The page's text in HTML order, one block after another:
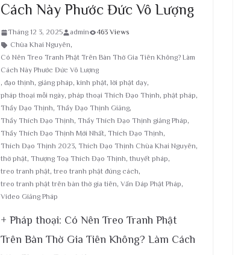
Cách Này Phước Đức Vô Lượng
Tháng 12 3, 2025 admin
463 Views
Chùa Khai Nguyên,
Có Nên Treo Tranh Phật Trên Bàn Thờ Gia Tiên Không? Làm
Cách Này Phước Đức Vô Lượng
,đạo thịnh, giảng pháp,kinh phật,lời phật dạy,
pháp thoại mỗi ngày,pháp thoại Thích Đạo Thịnh,phật pháp,
Thầy Đạo Thịnh, Thầy Đạo Thịnh Giảng,
Thầy Thích Đạo Thịnh, Thầy Thích Đạo Thịnh giảng Pháp,
Thầy Thích Đạo Thịnh Mới Nhất, Thích Đạo Thịnh,
Thích Đạo Thịnh 2023, Thích Đạo Thịnh Chùa Khai Nguyên,
thờ phật, Thượng Toạ Thích Đạo Thịnh,thuyết pháp,
treo tranh phật,treo tranh phật đúng cách,
treo tranh phật trên bàn thờ gia tiên,Vấn Đáp Phật Pháp,
Video Giảng Pháp
+ Pháp thoại: Có Nên Treo Tranh Phật
Trên Bàn Thờ Gia Tiên Không? Làm Cách